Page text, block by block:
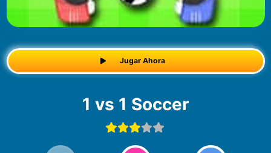
Jugar Ahora
1 vs 1 Soccer